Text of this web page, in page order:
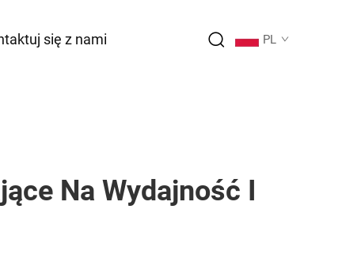
się z nami PL
Na Wydajność I